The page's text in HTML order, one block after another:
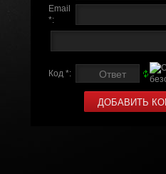
Email
*:
Код *: